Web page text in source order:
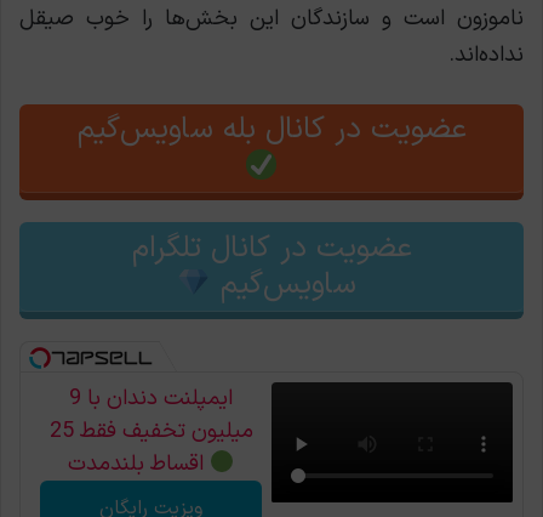
ناموزون است و سازندگان این بخش‌ها را خوب صیقل
نداده‌اند.
عضویت در کانال بله ساویس‌گیم
عضویت در کانال تلگرام
ساویس‌گیم
ایمپلنت دندان با 9
میلیون تخفیف فقط 25
اقساط بلندمدت
ویزیت رایگان